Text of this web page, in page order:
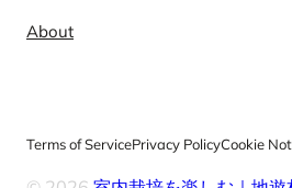
About
Terms of ServicePrivacy PolicyCookie